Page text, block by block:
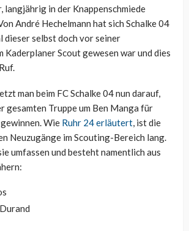
langjährig in der Knappenschmiede
André Hechelmann hat sich Schalke 04
dieser selbst doch vor seiner
Kaderplaner Scout gewesen war und dies
man beim FC Schalke 04 nun darauf,
gesamten Truppe um Ben Manga für
Wie Ruhr 24 erläutert, ist die
Neuzugänge im Scouting-Bereich lang.
umfassen und besteht namentlich aus